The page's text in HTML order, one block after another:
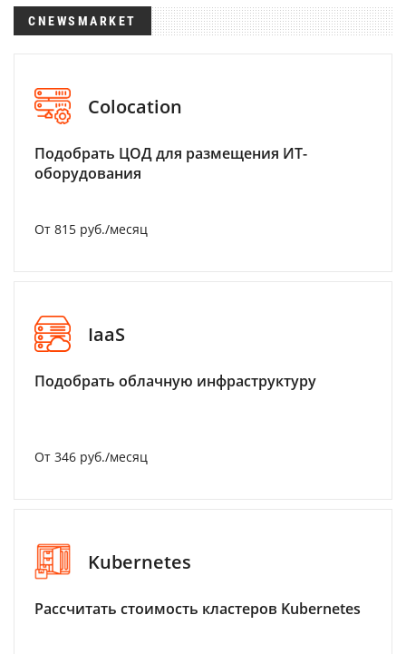
CNEWSMARKET
Colocation
Подобрать ЦОД для размещения ИТ-
оборудования
От 815 руб./месяц
IaaS
Подобрать облачную инфраструктуру
От 346 руб./месяц
Kubernetes
Рассчитать стоимость кластеров Kubernetes